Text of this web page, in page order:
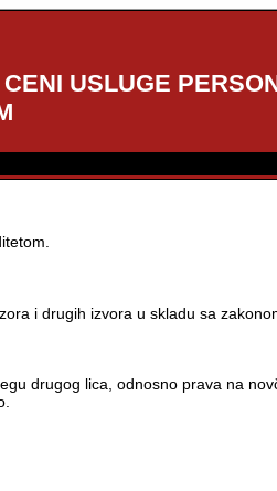
USLUGE
i drugih izvora u skladu sa
drugog lica, odnosno prava na